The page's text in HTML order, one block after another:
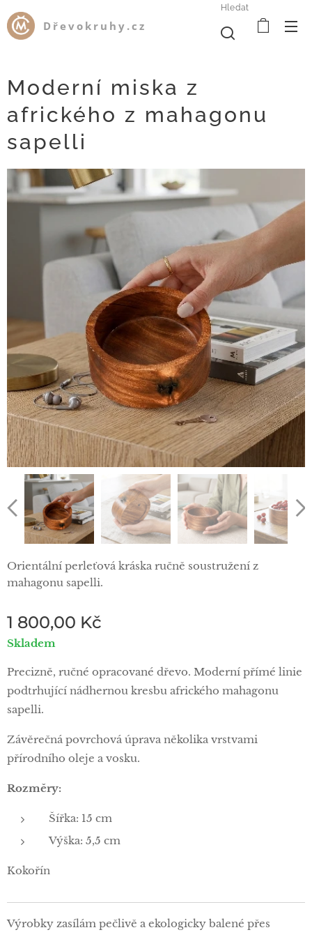
Dřevokruhy.cz
Hledat
Moderní miska z
afrického z mahagonu
sapelli
Orientální perleťová kráska ručně soustružení z
mahagonu sapelli.
1 800,00 Kč
Skladem
Precizně, ručné opracované dřevo. Moderní přímé linie
podtrhující nádhernou kresbu afrického mahagonu
sapelli.
Závěrečná povrchová úprava několika vrstvami
přírodního oleje a vosku.
Rozměry:
Šířka: 15 cm
Výška: 5,5 cm
Kokořín
Výrobky zasílám pečlivě a ekologicky balené přes